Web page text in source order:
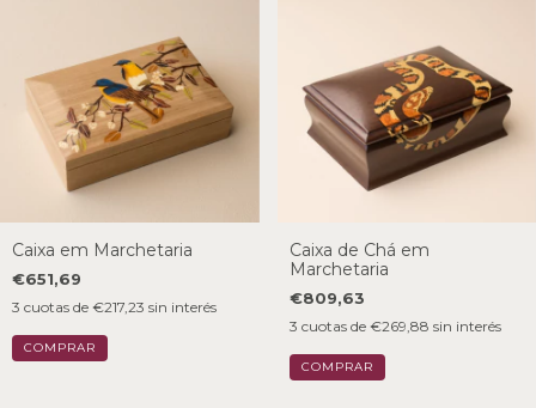
Caixa em Marchetaria
€651,69
3 cuotas de €217,23 sin interés
Caixa de Chá em
Marchetaria
€809,63
3 cuotas de €269,88 sin interés